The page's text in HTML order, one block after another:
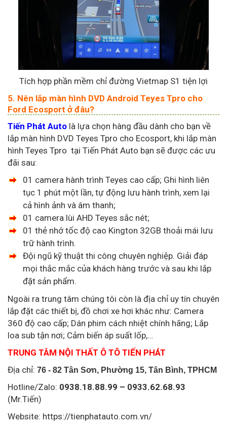
Tích hợp phần mềm chỉ đường Vietmap S1 tiện lợi
5. Nên lắp màn hình DVD Android Teyes Tpro cho
Ford Ecosport ở đâu?
Tiến Phát Auto là lựa chọn hàng đầu dành cho bạn về
lắp màn hình DVD Teyes Tpro cho Ecosport, khi lắp màn
hình Teyes Tpro tại Tiến Phát Auto bạn sẽ được các ưu
đãi sau:
01 camera hành trình Teyes cao cấp; Ghi hình liên
tục 1 phút một lần, tự động lưu hành trình, xem lại
cả hình ảnh và âm thanh;
01 camera lùi AHD Teyes sắc nét;
01 thẻ nhớ tốc độ cao Kington 32GB thoải mái lưu
trữ hành trình.
Đội ngũ kỹ thuật thi công chuyên nghiệp. Giải đáp
mọi thắc mắc của khách hàng trước và sau khi lắp
đặt sản phẩm.
Ngoài ra trung tâm chúng tôi còn là địa chỉ uy tín chuyên
lắp đặt các thiết bị, đồ chơi xe hơi khác như: Camera
360 độ cao cấp; Dán phim cách nhiệt chính hãng; Lắp
loa sub tận nơi; Cảm biến áp suất lốp,…
TRUNG TÂM NỘI THẤT Ô TÔ TIẾN PHÁT
Địa chỉ: 76 - 82 Tân Sơn, Phường 15, Tân Bình, TPHCM
Hotline/Zalo: 0938.18.88.99 – 0933.62.68.93
(Mr.Tiến)
Website: https://tienphatauto.com.vn/